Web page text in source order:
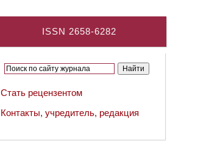
ISSN 2658-6282
Стать рецензентом
Контакты, учредитель, редакция